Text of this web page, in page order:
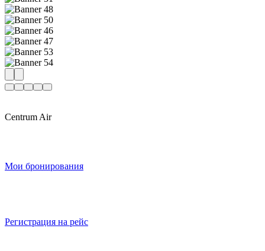
Centrum Air
Мои бронирования
Регистрация на рейс